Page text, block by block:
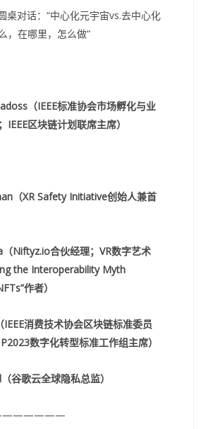
桌对话：“中心化元宇宙vs.去中心化
，在哪里，怎么做”
（IEEE标准协会市场孵化与业
IEEE区块链计划联席主席）
（XR Safety Initiative创始人兼首
Niftyz.io合伙经理；VR数字艺术
the Interoperability Myth
作者）
消费技术协会区块链标准委员
数字化转型标准工作组主席）
谷歌云全球隐私总监）